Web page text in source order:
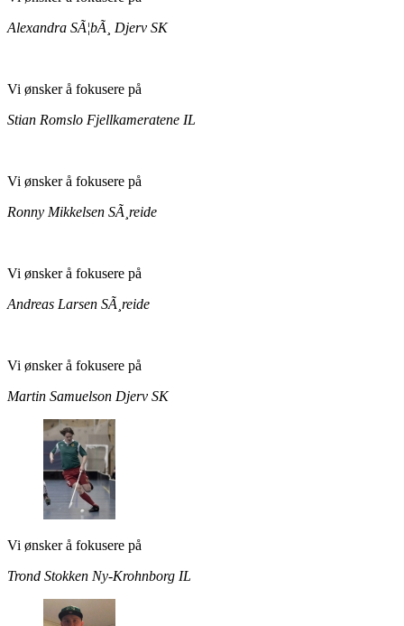
Alexandra SÃ¦bÃ¸ Djerv SK
Vi ønsker å fokusere på
Stian Romslo Fjellkameratene IL
Vi ønsker å fokusere på
Ronny Mikkelsen SÃ¸reide
Vi ønsker å fokusere på
Andreas Larsen SÃ¸reide
Vi ønsker å fokusere på
Martin Samuelson Djerv SK
Vi ønsker å fokusere på
Trond Stokken Ny-Krohnborg IL